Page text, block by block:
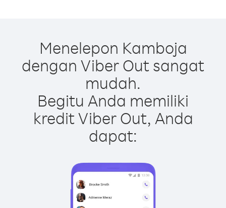
Menelepon Kamboja
dengan Viber Out sangat
mudah.
Begitu Anda memiliki
kredit Viber Out, Anda
dapat: